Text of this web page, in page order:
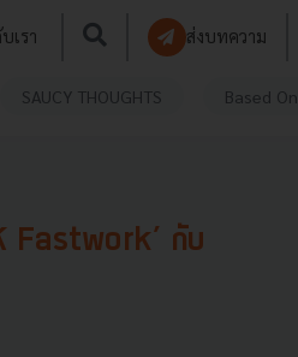
เรา ส่งบทความ
SAUCY THOUGHTS Based On
Fastwork’ กับ